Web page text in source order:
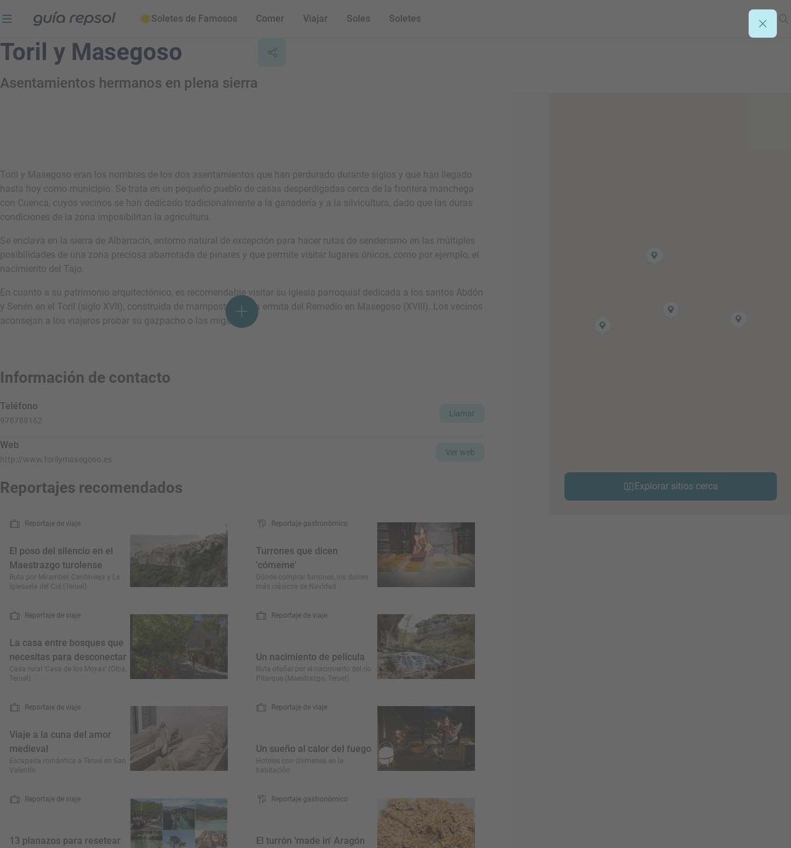
Soletes de Famosos Comer Viajar Soles Soletes
Toril y Masegoso
Asentamientos hermanos en plena sierra
Toril y Masegoso eran los nombres de los dos asentamientos que han perdurado durante siglos y que han llegado
hasta hoy como municipio. Se trata en un pequeño pueblo de casas desperdigadas cerca de la frontera manchega
con Cuenca, cuyos vecinos se han dedicado tradicionalmente a la ganadería y a la silvicultura, dado que las duras
condiciones de la zona imposibilitan la agricultura.
Se enclava en la sierra de Albarracín, entorno natural de excepción para hacer rutas de senderismo en las múltiples
posibilidades de una zona preciosa abarrotada de pinares y que permite visitar lugares únicos, como por ejemplo, el
nacimiento del Tajo.
En cuanto a su patrimonio arquitectónico, es recomendable visitar su iglesia parroquial dedicada a los santos Abdón
y Senén en el Toril (siglo XVII), construida de mampostería, y la ermita del Remedio en Masegoso (XVIII). Los vecinos
aconsejan a los viajeros probar su gazpacho o las migas.
Información de contacto
Teléfono
978788162
Llamar
Web
http://www.torilymasegoso.es
Ver web
Reportajes recomendados
Reportaje de viaje
El poso del silencio en el
Maestrazgo turolense
Ruta por Mirambel, Cantavieja y La
Iglesuela del Cid (Teruel)
Reportaje gastronómico
Turrones que dicen
'cómeme'
Dónde comprar turrones, los dulces
más clásicos de Navidad
Reportaje de viaje
La casa entre bosques que
necesitas para desconectar
Casa rural ‘Casa de los Moyas’ (Olba,
Teruel)
Reportaje de viaje
Un nacimiento de película
Ruta otoñal por el nacimiento del río
Pitarque (Maestrazgo, Teruel)
Reportaje de viaje
Viaje a la cuna del amor
medieval
Escapada romántica a Teruel en San
Valentín
Reportaje de viaje
Un sueño al calor del fuego
Hoteles con chimenea en la
habitación
Reportaje de viaje
13 planazos para resetear
Reportaje gastronómico
El turrón 'made in' Aragón
Explorar sitios cerca